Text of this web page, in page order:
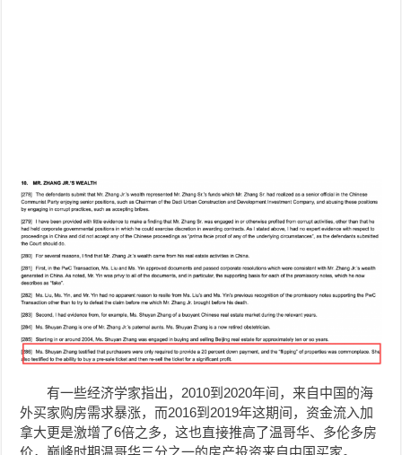
有一些经济学家指出，2010到2020年间，来自中国的海
外买家购房需求暴涨，而2016到2019年这期间，资金流入加
拿大更是激增了6倍之多，这也直接推高了温哥华、多伦多房
价，巅峰时期温哥华三分之一的房产投资来自中国买家。